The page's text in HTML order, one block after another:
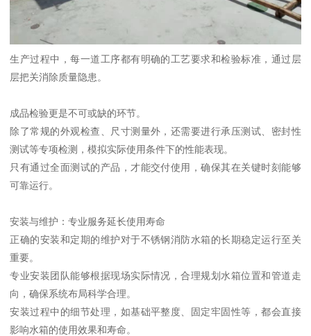
生产过程中，每一道工序都有明确的工艺要求和检验标准，通过层
层把关消除质量隐患。
成品检验更是不可或缺的环节。
除了常规的外观检查、尺寸测量外，还需要进行承压测试、密封性
测试等专项检测，模拟实际使用条件下的性能表现。
只有通过全面测试的产品，才能交付使用，确保其在关键时刻能够
可靠运行。
安装与维护：专业服务延长使用寿命
正确的安装和定期的维护对于不锈钢消防水箱的长期稳定运行至关
重要。
专业安装团队能够根据现场实际情况，合理规划水箱位置和管道走
向，确保系统布局科学合理。
安装过程中的细节处理，如基础平整度、固定牢固性等，都会直接
影响水箱的使用效果和寿命。